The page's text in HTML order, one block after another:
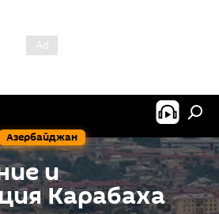
Азербайджан
и
Карабаха